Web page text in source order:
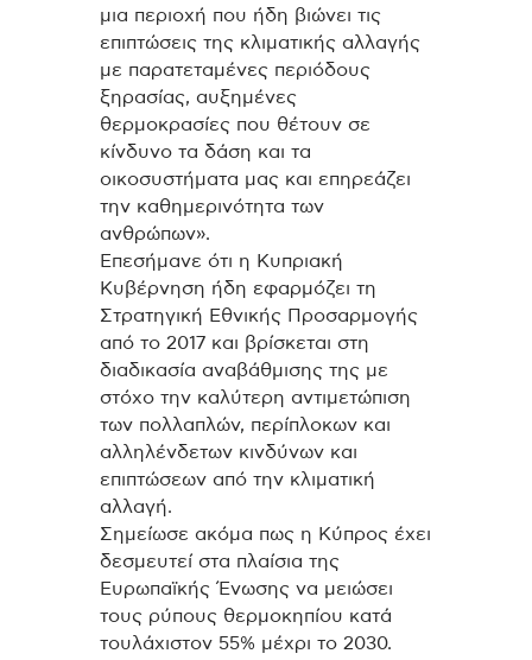
μια περιοχή που ήδη βιώνει τις
επιπτώσεις της κλιματικής αλλαγής
με παρατεταμένες περιόδους
ξηρασίας, αυξημένες
θερμοκρασίες που θέτουν σε
κίνδυνο τα δάση και τα
οικοσυστήματα μας και επηρεάζει
την καθημερινότητα των
ανθρώπων».
Επεσήμανε ότι η Κυπριακή
Κυβέρνηση ήδη εφαρμόζει τη
Στρατηγική Εθνικής Προσαρμογής
από το 2017 και βρίσκεται στη
διαδικασία αναβάθμισης της με
στόχο την καλύτερη αντιμετώπιση
των πολλαπλών, περίπλοκων και
αλληλένδετων κινδύνων και
επιπτώσεων από την κλιματική
αλλαγή.
Σημείωσε ακόμα πως η Κύπρος έχει
δεσμευτεί στα πλαίσια της
Ευρωπαϊκής Ένωσης να μειώσει
τους ρύπους θερμοκηπίου κατά
τουλάχιστον 55% μέχρι το 2030.